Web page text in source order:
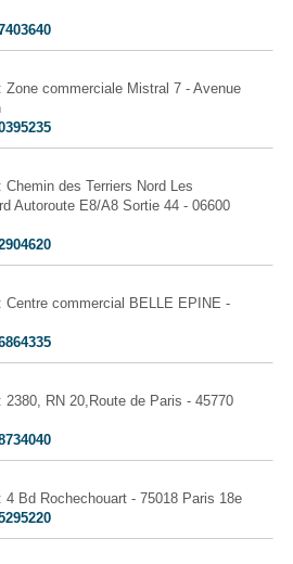
commerciale Mistral 7 - Avenue
des Terriers Nord Les
Autoroute E8/A8 Sortie 44 - 06600
commercial BELLE EPINE -
RN 20,Route de Paris - 45770
Bd Rochechouart - 75018 Paris 18e